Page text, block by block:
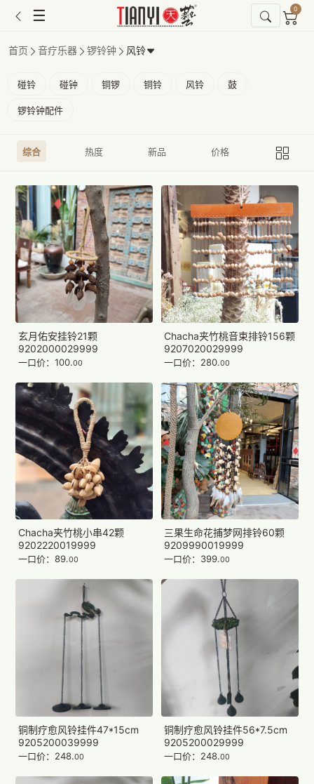
☰ 0
首页 音疗乐器 锣铃钟 风铃
碰铃 碰钟 铜锣 铜铃 风铃 鼓
锣铃钟配件
综合 热度 新品 价格
玄月佑安挂铃21颗
9202000029999
一口价：100.00
Chacha夹竹桃音束排铃156颗
9207020029999
一口价：280.00
Chacha夹竹桃小串42颗
9202220019999
一口价：89.00
三果生命花捕梦网排铃60颗
9209990019999
一口价：399.00
铜制疗愈风铃挂件47*15cm
9205200039999
一口价：248.00
铜制疗愈风铃挂件56*7.5cm
9205200029999
一口价：248.00